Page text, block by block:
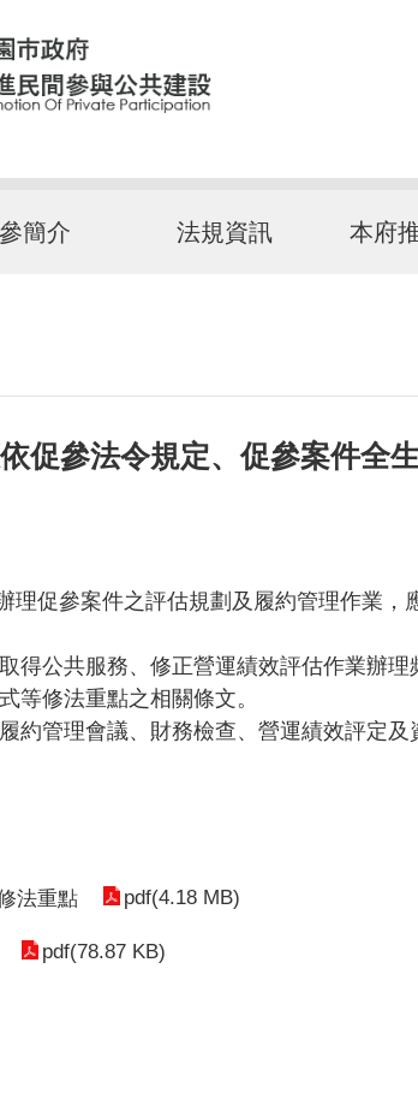
簡介 法規資訊
促參法令規定、促參案件全
理促參案件之評估規劃及履約管理作業
得公共服務、修正營運績效評估作業辦
等修法重點之相關條文。
約管理會議、財務檢查、營運績效評定及
法重點 pdf(4.18 MB)
pdf(78.87 KB)